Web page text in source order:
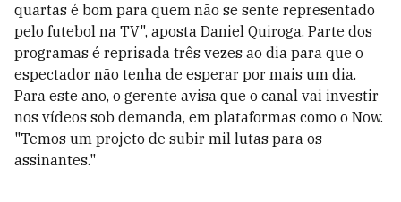
quartas é bom para quem não se sente representado
pelo futebol na TV", aposta Daniel Quiroga. Parte dos
programas é reprisada três vezes ao dia para que o
espectador não tenha de esperar por mais um dia.
Para este ano, o gerente avisa que o canal vai investir
nos vídeos sob demanda, em plataformas como o Now.
"Temos um projeto de subir mil lutas para os
assinantes."